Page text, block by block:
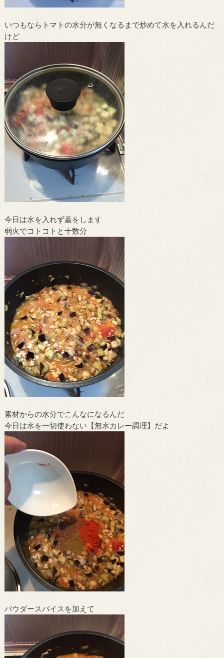
いつもならトマトの水分が無くなるまで炒めて水を入れるんだ
けど
今日は水を入れず蓋をします
弱火でコトコトと十数分
素材からの水分でこんなになるんだ
今日は水を一切使わない【無水カレー調理】だよ
パウダースパイスを加えて